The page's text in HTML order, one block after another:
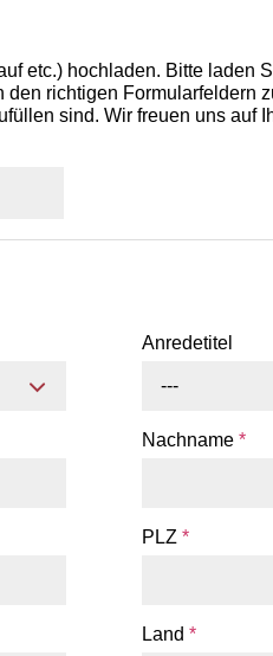
etc.) hochladen. Bitte laden
richtigen Formularfeldern
sind. Wir freuen uns auf
Anredetitel
---
Nachname *
PLZ *
Land *